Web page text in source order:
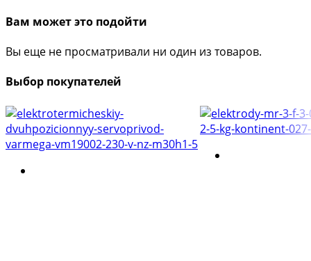
Вам может это подойти
Вы еще не просматривали ни один из товаров.
Выбор покупателей